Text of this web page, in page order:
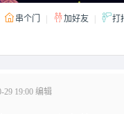
串个门 加好友 打
29 19:00 编辑